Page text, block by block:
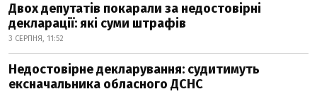
Двох депутатів покарали за недостовірні
декларації: які суми штрафів
3 СЕРПНЯ, 11:52
Недостовірне декларування: судитимуть
ексначальника обласного ДСНС